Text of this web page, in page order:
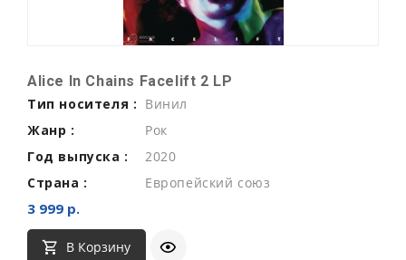
Alice In Chains Facelift 2 LP
Тип носителя : Винил
Жанр :
Рок
Год выпуска :
2020
Страна :
Европейский союз
3 999 р.
В Корзину